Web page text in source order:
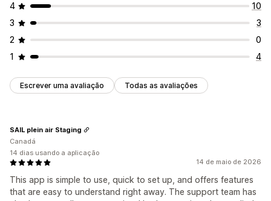
4
10
3
3
2
0
1
4
Escrever uma avaliação Todas as avaliações
14 de maio de 2026
This app is simple to use, quick to set up, and offers features
that are easy to understand right away. The support team has
SAIL plein air Staging
Canadá
14 dias usando a aplicação